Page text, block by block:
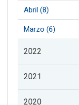
Abril (8)
Marzo (6)
2022
2021
2020